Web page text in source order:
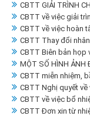
CBTT GIẢI TRÌNH
CBTT về việc giải
CBTT về việc hoàn
CBTT Thay đổi
CBTT Biên bản họp
MỘT SỐ HÌNH ẢNH
CBTT miễn nhiệm,
CBTT Nghị quyết về
CBTT về việc bổ
CBTT Đơn xin từ